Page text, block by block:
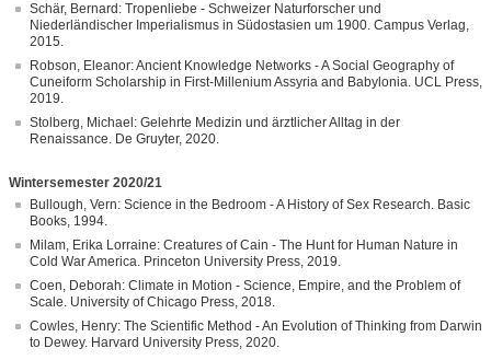
Schär, Bernard: Tropenliebe - Schweizer Naturforscher und
Niederländischer Imperialismus in Südostasien um 1900. Campus Verlag,
2015.
Robson, Eleanor: Ancient Knowledge Networks - A Social Geography of
Cuneiform Scholarship in First-Millenium Assyria and Babylonia. UCL Press,
2019.
Stolberg, Michael: Gelehrte Medizin und ärztlicher Alltag in der
Renaissance. De Gruyter, 2020.
Wintersemester 2020/21
Bullough, Vern: Science in the Bedroom - A History of Sex Research. Basic
Books, 1994.
Milam, Erika Lorraine: Creatures of Cain - The Hunt for Human Nature in
Cold War America. Princeton University Press, 2019.
Coen, Deborah: Climate in Motion - Science, Empire, and the Problem of
Scale. University of Chicago Press, 2018.
Cowles, Henry: The Scientific Method - An Evolution of Thinking from Darwin
to Dewey. Harvard University Press, 2020.